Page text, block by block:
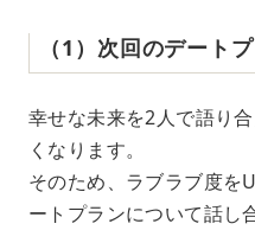
（1）次回のデート
幸せな未来を2人で語り
くなります。
そのため、ラブラブ度を
ートプランについて話し